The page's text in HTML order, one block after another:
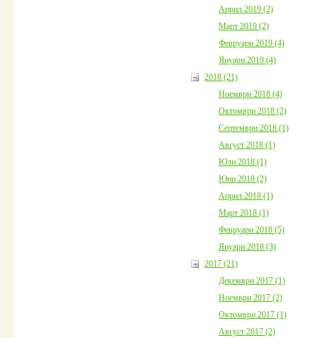
Април 2019 (2)
Март 2019 (2)
Февруари 2019 (4)
Януари 2019 (4)
2018 (21)
Ноември 2018 (4)
Октомври 2018 (2)
Септември 2018 (1)
Август 2018 (1)
Юли 2018 (1)
Юни 2018 (2)
Април 2018 (1)
Март 2018 (1)
Февруари 2018 (5)
Януари 2018 (3)
2017 (21)
Декември 2017 (1)
Ноември 2017 (2)
Октомври 2017 (1)
Август 2017 (2)